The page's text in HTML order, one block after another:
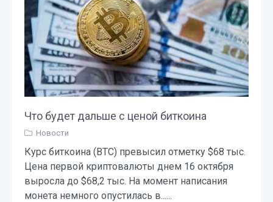
Что будет дальше с ценой биткоина
Новости
Курс биткоина (BTC) превысил отметку $68 тыс.
Цена первой криптовалюты днем 16 октября
выросла до $68,2 тыс. На момент написания
монета немного опустилась в......